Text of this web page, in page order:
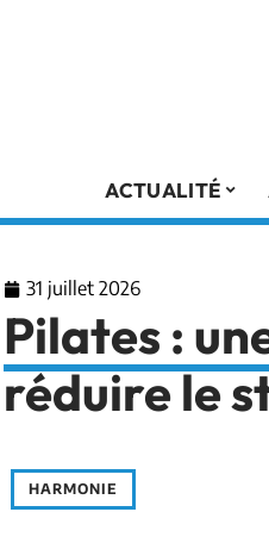
ACTUALITÉ
31 juillet 2026
Pilates :
réduire le
HARMONIE